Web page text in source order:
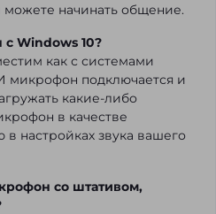
можете начинать общение.
Windows 10?
как с системами
микрофон подключается и
какие-либо
в качестве
настройках звука вашего
со штативом,